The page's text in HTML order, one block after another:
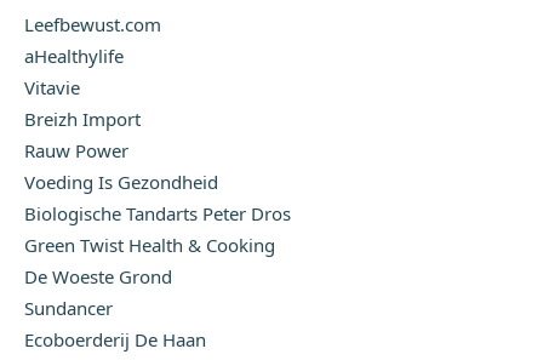
Leefbewust.com
aHealthylife
Vitavie
Breizh Import
Rauw Power
Voeding Is Gezondheid
Biologische Tandarts Peter Dros
Green Twist Health & Cooking
De Woeste Grond
Sundancer
Ecoboerderij De Haan